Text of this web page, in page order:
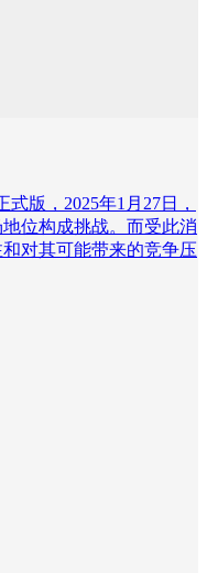
版，2025年1月27日，
位构成挑战。而受此消
和对其可能带来的竞争压